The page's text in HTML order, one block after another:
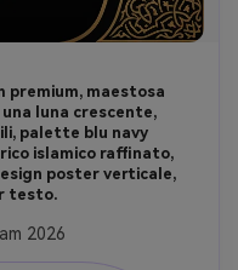
premium, maestosa
luna crescente,
palette blu navy
islamico raffinato,
poster verticale,
testo.
2026